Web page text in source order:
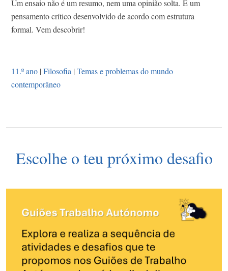
Um ensaio não é um resumo, nem uma opinião solta. É um
pensamento crítico desenvolvido de acordo com estrutura
formal. Vem descobrir!
11.º ano |Filosofia |Temas e problemas do mundo
contemporâneo
Escolhe o teu próximo desafio